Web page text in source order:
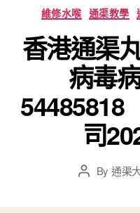
王
維修水喉 通渠教學
香港通渠
病毒
54485818
司
PostBy 通渠